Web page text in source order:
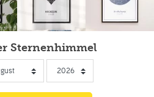
Sternenhimmel